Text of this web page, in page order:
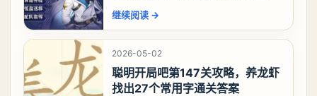
有娜娜莉缺另外一个二队C想打深渊也可以
考虑养个白藏
继续阅读 →
2026-05-02
聪明开局吧第147关攻略，养龙虾
找出27个常用字通关答案